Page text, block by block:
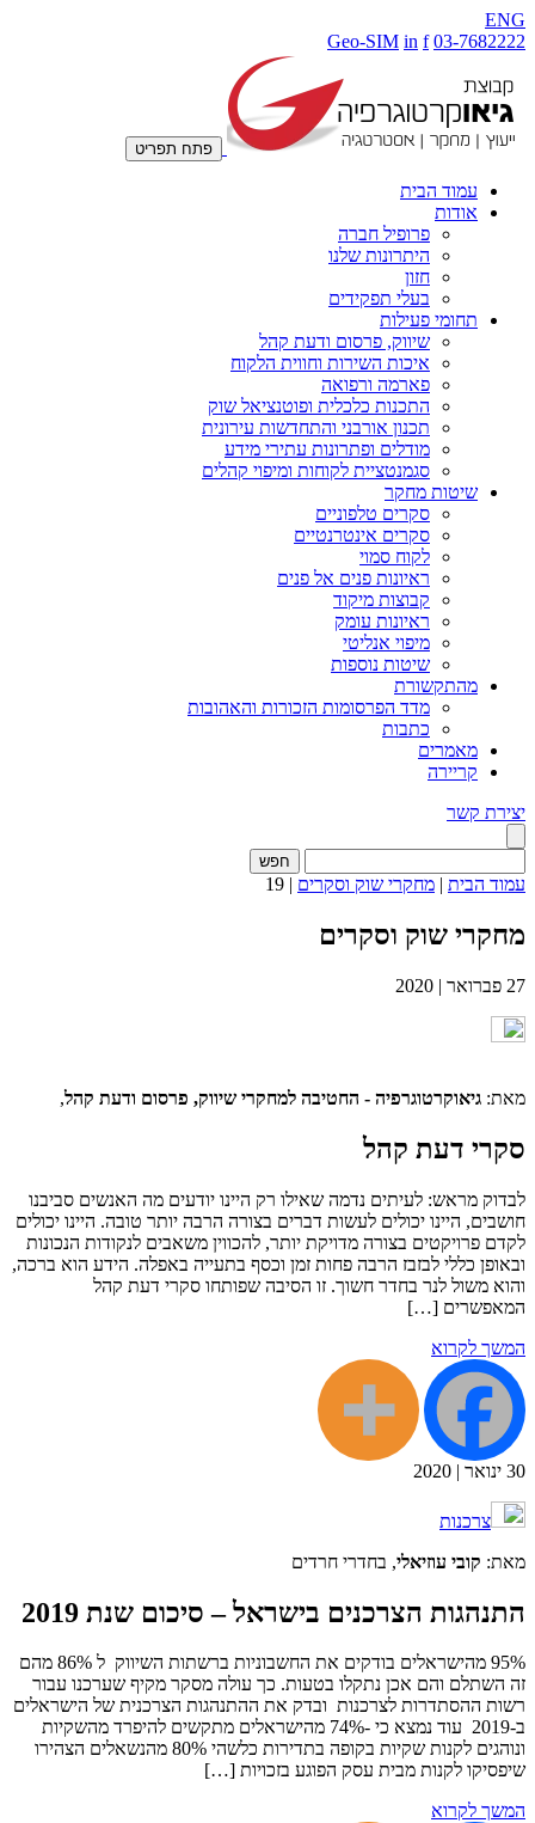
ENG
Geo-SIM in f 03-7682222
פתח תפריט
עמוד הבית
אודות
פרופיל חברה
היתרונות שלנו
חזון
בעלי תפקידים
תחומי פעילות
שיווק, פרסום ודעת קהל
איכות השירות וחווית הלקוח
פארמה ורפואה
התכנות כלכלית ופוטנציאל שוק
תכנון אורבני והתחדשות עירונית
מודלים ופתרונות עתירי מידע
סגמנטציית לקוחות ומיפוי קהלים
שיטות מחקר
סקרים טלפוניים
סקרים אינטרנטיים
לקוח סמוי
ראיונות פנים אל פנים
קבוצות מיקוד
ראיונות עומק
מיפוי אנליטי
שיטות נוספות
מהתקשורת
מדד הפרסומות הזכורות והאהובות
כתבות
מאמרים
קריירה
יצירת קשר
חפש
עמוד הבית | מחקרי שוק וסקרים |
19
מחקרי שוק וסקרים
27 פברואר |
2020
מאת: גיאוקרטוגרפיה - החטיבה למחקרי שיווק, פרסום ודעת קהל,
סקרי דעת קהל
לבדוק מראש: לעיתים נדמה שאילו רק היינו יודעים מה האנשים סביבנו
חושבים, היינו יכולים לעשות דברים בצורה הרבה יותר טובה. היינו יכולים
לקדם פרויקטים בצורה מדויקת יותר, להכווין משאבים לנקודות הנכונות
ובאופן כללי לבזבז הרבה פחות זמן וכסף בתעייה באפלה. הידע הוא ברכה,
והוא משול לנר בחדר חשוך. זו הסיבה שפותחו סקרי דעת קהל
המאפשרים […]
המשך לקרוא
30 ינואר |
2020
צרכנות
מאת: קובי עוזיאלי, בחדרי חרדים
התנהגות הצרכנים בישראל – סיכום שנת 2019
95% מהישראלים בודקים את החשבוניות ברשתות השיווק ל 86% מהם
זה השתלם והם אכן נתקלו בטעות. כך עולה מסקר מקיף שערכנו עבור
רשות ההסתדרות לצרכנות ובדק את ההתנהגות הצרכנית של הישראלים
ב-2019 עוד נמצא כי -74% מהישראלים מתקשים להיפרד מהשקיות
ונוהגים לקנות שקיות בקופה בתדירות כלשהי 80% מהנשאלים הצהירו
שיפסיקו לקנות מבית עסק הפוגע בזכויות […]
המשך לקרוא